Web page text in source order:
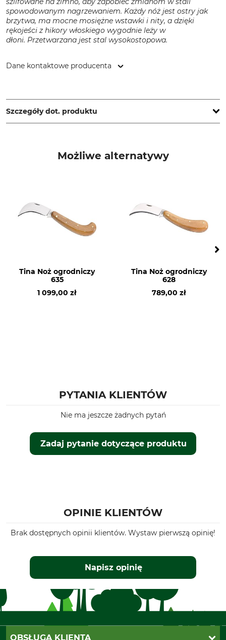
spowodowanym nagrzewaniem. Każdy nóż jest ostry jak
brzytwa, ma mocne mosiężne wstawki i nity, a dzięki
rękojeści z hikory włoskiego wygodnie leży w
dłoni. Przetwarzana jest stal wysokostopowa.
Dane kontaktowe producenta
Germany, www.tina-messerfabrik.de
Szczegóły dot. produktu
Możliwe alternatywy
Tina Noż ogrodniczy
635
1 099,00 zł
Tina Noż ogrodniczy
628
789,00 zł
PYTANIA KLIENTÓW
Zadaj pytanie dotyczące produktu
Nie ma jeszcze żadnych pytań
OPINIE KLIENTÓW
Brak dostępnych opinii klientów. Wystaw pierwszą opinię!
Napisz opinię
OBSŁUGA KLIENTA